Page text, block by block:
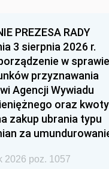
1956
1953
1950
1947
1944
1937
1934
PREZESA RADY
3 sierpnia 2026 r.
w sprawie
przyznawania
Agencji Wywiadu
oraz kwoty
zakup ubrania typu
za
2026 poz. 1057